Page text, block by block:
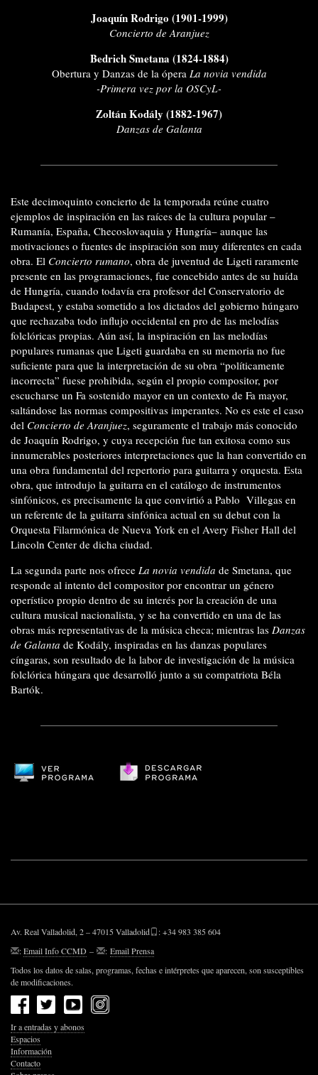
Joaquín Rodrigo (1901-1999)
Concierto de Aranjuez
Bedrich Smetana (1824-1884)
Obertura y Danzas de la ópera La novia vendida
-Primera vez por la OSCyL-
Zoltán Kodály (1882-1967)
Danzas de Galanta
Este decimoquinto concierto de la temporada reúne cuatro
ejemplos de inspiración en las raíces de la cultura popular –
Rumanía, España, Checoslovaquia y Hungría– aunque las
motivaciones o fuentes de inspiración son muy diferentes en cada
obra. El Concierto rumano, obra de juventud de Ligeti raramente
presente en las programaciones, fue concebido antes de su huída
de Hungría, cuando todavía era profesor del Conservatorio de
Budapest, y estaba sometido a los dictados del gobierno húngaro
que rechazaba todo influjo occidental en pro de las melodías
folclóricas propias. Aún así, la inspiración en las melodías
populares rumanas que Ligeti guardaba en su memoria no fue
suficiente para que la interpretación de su obra “políticamente
incorrecta” fuese prohibida, según el propio compositor, por
escucharse un Fa sostenido mayor en un contexto de Fa mayor,
saltándose las normas compositivas imperantes. No es este el caso
del Concierto de Aranjuez, seguramente el trabajo más conocido
de Joaquín Rodrigo, y cuya recepción fue tan exitosa como sus
innumerables posteriores interpretaciones que la han convertido en
una obra fundamental del repertorio para guitarra y orquesta. Esta
obra, que introdujo la guitarra en el catálogo de instrumentos
sinfónicos, es precisamente la que convirtió a Pablo Villegas en
un referente de la guitarra sinfónica actual en su debut con la
Orquesta Filarmónica de Nueva York en el Avery Fisher Hall del
Lincoln Center de dicha ciudad.
La segunda parte nos ofrece La novia vendida de Smetana, que
responde al intento del compositor por encontrar un género
operístico propio dentro de su interés por la creación de una
cultura musical nacionalista, y se ha convertido en una de las
obras más representativas de la música checa; mientras las Danzas
de Galanta de Kodály, inspiradas en las danzas populares
cíngaras, son resultado de la labor de investigación de la música
folclórica húngara que desarrolló junto a su compatriota Béla
Bartók.
Av. Real Valladolid, 2 – 47015 Valladolid
: +34 983 385 604
:Email Info CCMD – : Email Prensa
Todos los datos de salas, programas, fechas e intérpretes que aparecen, son susceptibles
de modificaciones.
Ir a entradas y abonos
Espacios
Información
Contacto